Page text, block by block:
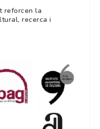
reforcen la
recerca i